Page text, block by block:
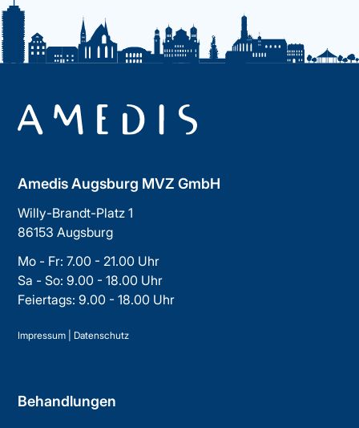
Amedis Augsburg MVZ GmbH
Willy-Brandt-Platz 1
86153 Augsburg
Mo - Fr: 7.00 - 21.00 Uhr
Sa - So: 9.00 - 18.00 Uhr
Feiertags: 9.00 - 18.00 Uhr
Impressum Datenschutz
Behandlungen